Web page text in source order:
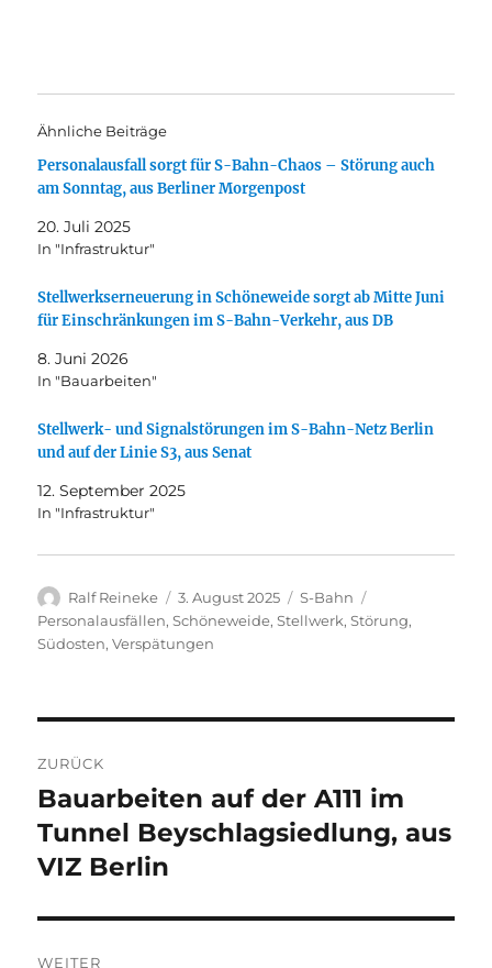
Ähnliche Beiträge
Personalausfall sorgt für S-Bahn-Chaos – Störung auch
am Sonntag, aus Berliner Morgenpost
20. Juli 2025
In "Infrastruktur"
Stellwerkserneuerung in Schöneweide sorgt ab Mitte Juni
für Einschränkungen im S-Bahn-Verkehr, aus DB
8. Juni 2026
In "Bauarbeiten"
Stellwerk- und Signalstörungen im S-Bahn-Netz Berlin
und auf der Linie S3, aus Senat
12. September 2025
In "Infrastruktur"
Autor
Ralf Reineke
Veröffentlicht
am
3. August 2025 Kategorien
S-Bahn
Personalausfällen,Schöneweide,Stellwerk,Störung,
Südosten,Verspätungen
ZURÜCK
Vorheriger
Beitrag:
Bauarbeiten auf der A111 im
Tunnel Beyschlagsiedlung, aus
VIZ Berlin
WEITER